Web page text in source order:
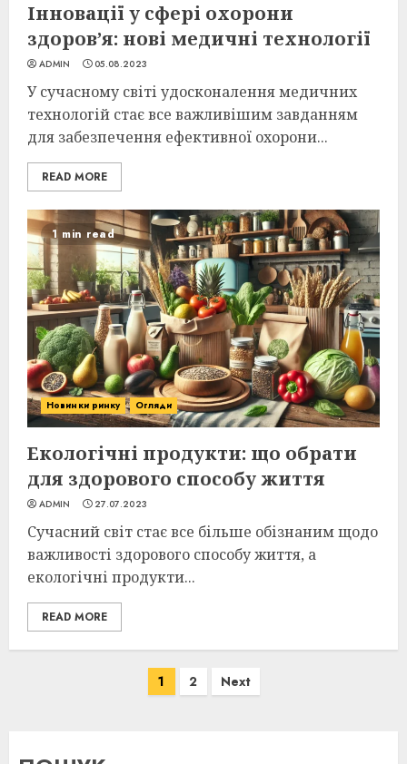
Інновації у сфері охорони
здоров’я: нові медичні технології
ADMIN 05.08.2023
У сучасному світі удосконалення медичних
технологій стає все важливішим завданням
для забезпечення ефективної охорони...
READ MORE
1 min read
Новинки ринку Огляди
Екологічні продукти: що обрати
для здорового способу життя
ADMIN 27.07.2023
Сучасний світ стає все більше обізнаним щодо
важливості здорового способу життя, а
екологічні продукти...
READ MORE
1 2 Next